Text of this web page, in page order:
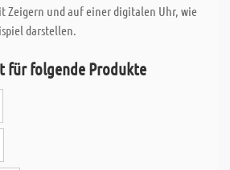
Zeigern und auf einer digitalen Uhr, wie
darstellen.
für folgende Produkte